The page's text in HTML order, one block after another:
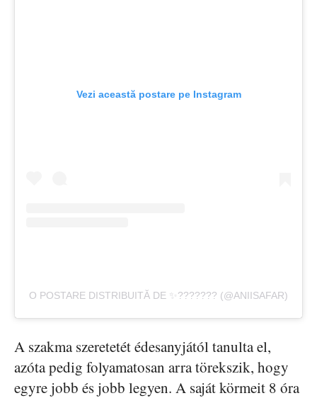
Vezi această postare pe Instagram
O POSTARE DISTRIBUITĂ DE ✨??????? (@ANIISAFAR)
A szakma szeretetét édesanyjától tanulta el,
azóta pedig folyamatosan arra törekszik, hogy
egyre jobb és jobb legyen. A saját körmeit 8 óra